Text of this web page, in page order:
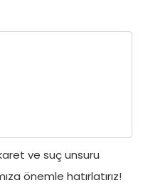
ve suç unsuru
önemle hatırlatırız!